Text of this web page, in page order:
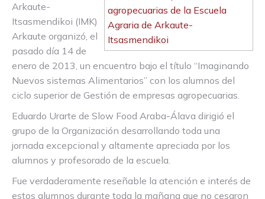
Arkaute-
Itsasmendikoi (IMK)
Arkaute organizó, el
pasado día 14 de
enero de 2013, un encuentro bajo el título “Imaginando
Nuevos sistemas Alimentarios” con los alumnos del
ciclo superior de Gestión de empresas agropecuarias.
Eduardo Urarte de Slow Food Araba-Álava dirigió el
grupo de la Organización desarrollando toda una
jornada excepcional y altamente apreciada por los
alumnos y profesorado de la escuela.
Fue verdaderamente reseñable la atención e interés de
estos alumnos durante toda la mañana que no cesaron